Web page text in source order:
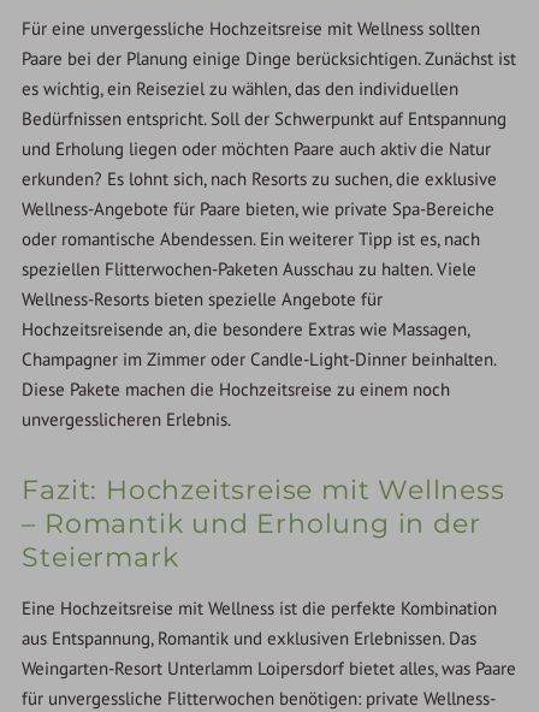
Für eine unvergessliche Hochzeitsreise mit Wellness sollten
Paare bei der Planung einige Dinge berücksichtigen. Zunächst ist
es wichtig, ein Reiseziel zu wählen, das den individuellen
Bedürfnissen entspricht. Soll der Schwerpunkt auf Entspannung
und Erholung liegen oder möchten Paare auch aktiv die Natur
erkunden? Es lohnt sich, nach Resorts zu suchen, die exklusive
Wellness-Angebote für Paare bieten, wie private Spa-Bereiche
oder romantische Abendessen. Ein weiterer Tipp ist es, nach
speziellen Flitterwochen-Paketen Ausschau zu halten. Viele
Wellness-Resorts bieten spezielle Angebote für
Hochzeitsreisende an, die besondere Extras wie Massagen,
Champagner im Zimmer oder Candle-Light-Dinner beinhalten.
Diese Pakete machen die Hochzeitsreise zu einem noch
unvergesslicheren Erlebnis.
Fazit: Hochzeitsreise mit Wellness
– Romantik und Erholung in der
Steiermark
Eine Hochzeitsreise mit Wellness ist die perfekte Kombination
aus Entspannung, Romantik und exklusiven Erlebnissen. Das
Weingarten-Resort Unterlamm Loipersdorf bietet alles, was Paare
für unvergessliche Flitterwochen benötigen: private Wellness-